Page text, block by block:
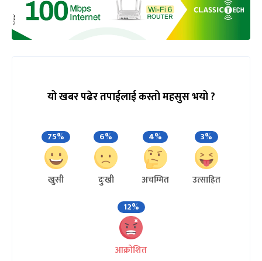
यो खबर पढेर तपाईलाई कस्तो महसुस भयो ?
75%
खुसी
6%
दुःखी
4%
अचम्मित
3%
उत्साहित
12%
आक्रोशित